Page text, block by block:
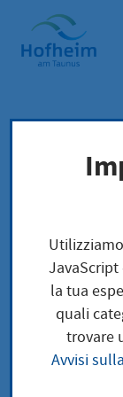
Home"
Pagina iniziale
la tua
quali
trovare
Avvisi